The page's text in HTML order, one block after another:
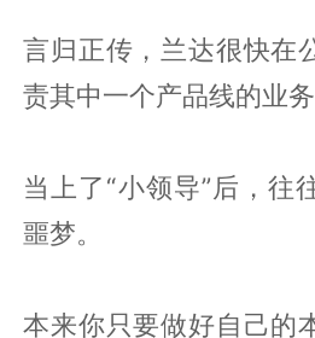
言归正传，兰达很快在
责其中一个产品线的业务
当上了“小领导”后，往
噩梦。
本来你只要做好自己的